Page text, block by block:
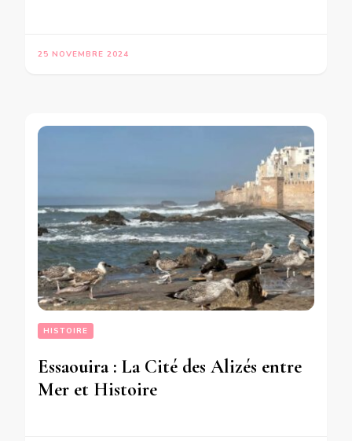
25 NOVEMBRE 2024
HISTOIRE
Essaouira : La Cité des Alizés entre
Mer et Histoire